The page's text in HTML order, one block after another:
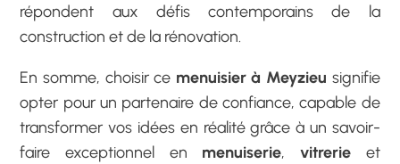
répondent aux défis contemporains de la
construction et de la rénovation.
En somme, choisir ce menuisier à Meyzieu signifie
opter pour un partenaire de confiance, capable de
transformer vos idées en réalité grâce à un savoir-
faire exceptionnel en menuiserie, vitrerieet